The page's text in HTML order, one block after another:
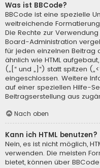
Was ist BBCode?
BBCode ist eine spezielle
weitreichende
Die Rechte zur
Board-Administration
für jeden einzelnen Beitrag
ähnlich wie HTML
(„[“ und „]“) statt spitzen
eingeschlossen. Weitere
auf einer speziellen Hilfe-
Beitragserstellung aus
Nach oben
Kann ich HTML benutzen?
Nein, es ist nicht möglich,
verwenden. Die meisten
bietet, können über